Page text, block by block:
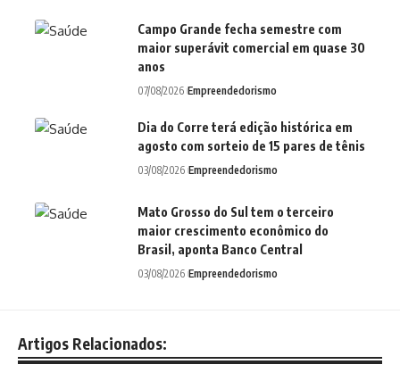
Campo Grande fecha semestre com
maior superávit comercial em quase 30
anos
07/08/2026 Empreendedorismo
Dia do Corre terá edição histórica em
agosto com sorteio de 15 pares de tênis
03/08/2026 Empreendedorismo
Mato Grosso do Sul tem o terceiro
maior crescimento econômico do
Brasil, aponta Banco Central
03/08/2026 Empreendedorismo
Artigos Relacionados: